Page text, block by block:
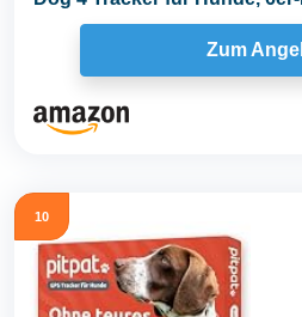
Zubehör...
Zum
10